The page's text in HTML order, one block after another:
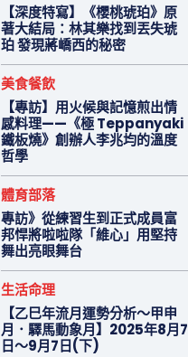
【深度特寫】《櫻桃琥珀》原
著大結局：林其樂找到丟失琥
珀 發現蔣嶠西的秘密
美食餐飲
【專訪】用火候與記憶煎出情
感料理——《極 Teppanyaki
鐵板燒》創辦人李兆均的溫度
哲學
體育部落
專訪》從練習生到正式成員富
邦悍將啦啦隊「維心」用堅持
舞出亮眼舞台
生活命理
【乙巳年流月運勢分析～甲申
月．驛馬動象月】2025年8月7
日～9月7日(下)